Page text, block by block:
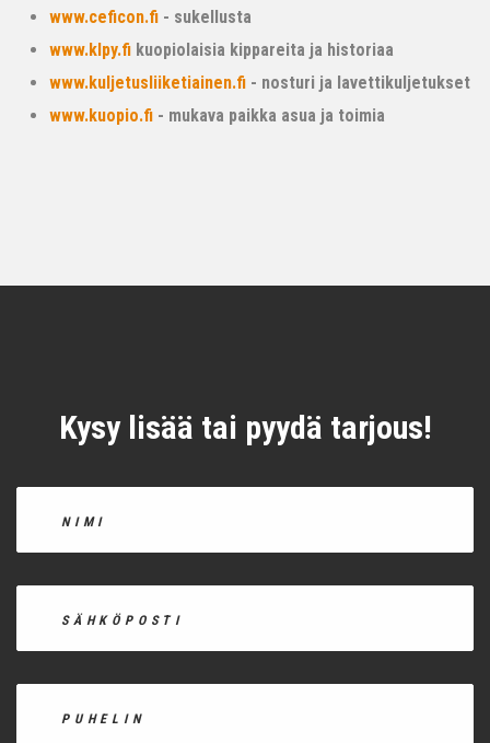
www.ceficon.fi - sukellusta
www.klpy.fi kuopiolaisia kippareita ja historiaa
www.kuljetusliiketiainen.fi - nosturi ja lavettikuljetukset
www.kuopio.fi - mukava paikka asua ja toimia
Kysy lisää tai pyydä tarjous!